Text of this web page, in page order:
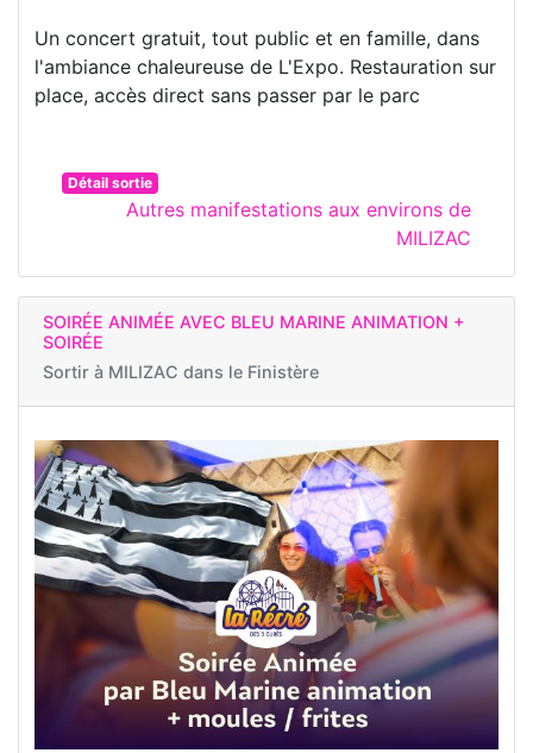
Un concert gratuit, tout public et en famille, dans
l'ambiance chaleureuse de L'Expo. Restauration sur
place, accès direct sans passer par le parc
Détail sortie
Autres manifestations aux environs de
MILIZAC
SOIRÉE ANIMÉE AVEC BLEU MARINE ANIMATION +
SOIRÉE
Sortir à MILIZAC dans le Finistère